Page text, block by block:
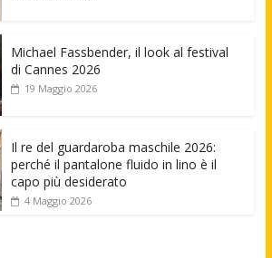
Michael Fassbender, il look al festival
di Cannes 2026
19 Maggio 2026
Il re del guardaroba maschile 2026:
perché il pantalone fluido in lino è il
capo più desiderato
4 Maggio 2026